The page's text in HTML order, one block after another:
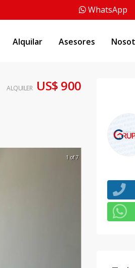
WhatsApp
Alquilar Asesores
ALQUILER US$ 900
1 of 7